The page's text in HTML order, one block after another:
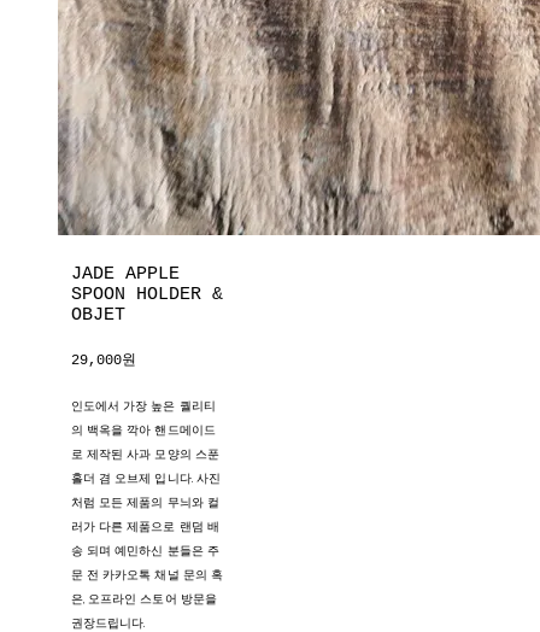
JADE APPLE
SPOON HOLDER &
OBJET
29,000원
인도에서 가장 높은 퀄리티
의 백옥을 깍아 핸드메이드
로 제작된 사과 모양의 스푼
홀더 겸 오브제 입니다. 사진
처럼 모든 제품의 무늬와 컬
러가 다른 제품으로 랜덤 배
송 되며 예민하신 분들은 주
문 전 카카오톡 채널 문의 혹
은, 오프라인 스토어 방문을
권장드립니다.